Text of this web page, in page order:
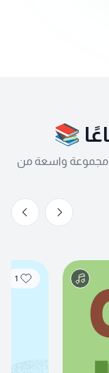
📚
مجموعة واسعة من
1